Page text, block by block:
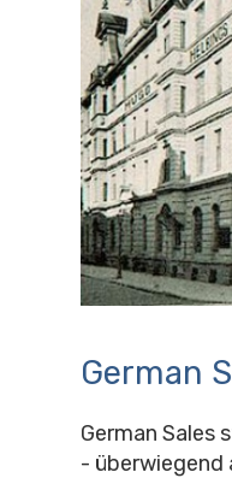
German
German Sales
- überwiegend